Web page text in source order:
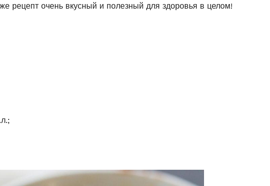
рецепт очень вкусный и полезный для здоровья в целом!